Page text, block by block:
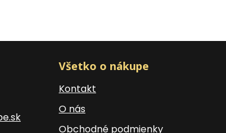
Všetko o nákupe
Kontakt
O nás
Obchodné podmienky